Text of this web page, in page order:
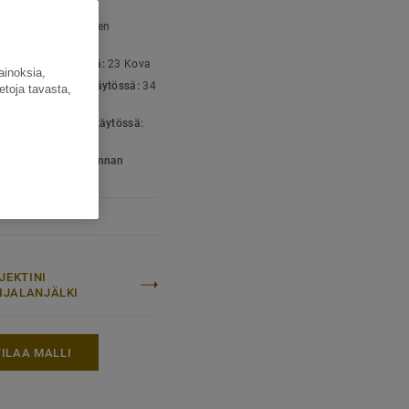
Homogeeninen
kotikäytössä:23 Kova
julkisessa käytössä: 34
kulutus
teollisessa käytössä:
ja ympäristöhallinnan
MALLI
tavasta,